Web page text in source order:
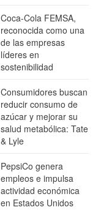
Coca-Cola FEMSA,
reconocida como una
de las empresas
líderes en
sostenibilidad
Consumidores buscan
reducir consumo de
azúcar y mejorar su
salud metabólica: Tate
& Lyle
PepsiCo genera
empleos e impulsa
actividad económica
en Estados Unidos